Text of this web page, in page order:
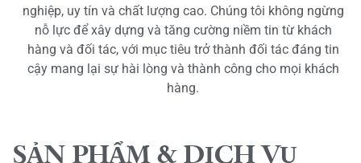
nghiệp, uy tín và chất lượng cao. Chúng tôi không ngừng
nỗ lực để xây dựng và tăng cường niềm tin từ khách
hàng và đối tác, với mục tiêu trở thành đối tác đáng tin
cậy mang lại sự hài lòng và thành công cho mọi khách
hàng.
SẢN PHẨM & DỊCH VỤ